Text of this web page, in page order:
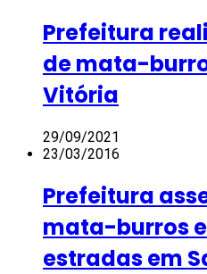
Prefeitura
de mata-
Vitória
29/09/2021
23/03/2016
Prefeitura
mata-burros
estradas em